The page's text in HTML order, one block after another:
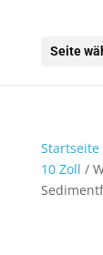
Seite
Startseite
10 Zoll /